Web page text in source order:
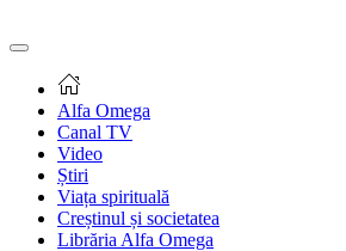
Alfa Omega
Canal TV
Video
Știri
Viața spirituală
Creștinul și societatea
Librăria Alfa Omega